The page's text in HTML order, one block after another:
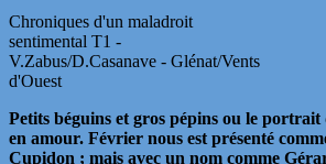
Chroniques d'un maladroit
sentimental T1 -
V.Zabus/D.Casanave - Glénat/Vents
d'Ouest
Petits béguins et gros pépins ou le
en amour. Février nous est présenté
Cupidon ; mais avec un nom comme